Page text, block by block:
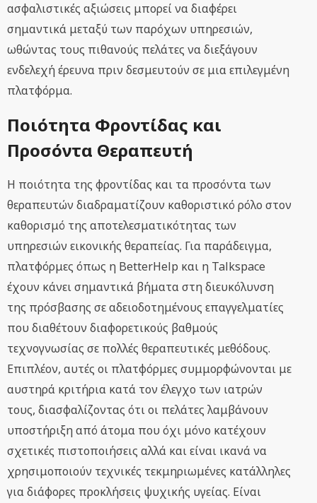
ασφαλιστικές αξιώσεις μπορεί να διαφέρει
σημαντικά μεταξύ των παρόχων υπηρεσιών,
ωθώντας τους πιθανούς πελάτες να διεξάγουν
ενδελεχή έρευνα πριν δεσμευτούν σε μια επιλεγμένη
πλατφόρμα.
Ποιότητα Φροντίδας και
Προσόντα Θεραπευτή
Η ποιότητα της φροντίδας και τα προσόντα των
θεραπευτών διαδραματίζουν καθοριστικό ρόλο στον
καθορισμό της αποτελεσματικότητας των
υπηρεσιών εικονικής θεραπείας. Για παράδειγμα,
πλατφόρμες όπως η BetterHelp και η Talkspace
έχουν κάνει σημαντικά βήματα στη διευκόλυνση
της πρόσβασης σε αδειοδοτημένους επαγγελματίες
που διαθέτουν διαφορετικούς βαθμούς
τεχνογνωσίας σε πολλές θεραπευτικές μεθόδους.
Επιπλέον, αυτές οι πλατφόρμες συμμορφώνονται με
αυστηρά κριτήρια κατά τον έλεγχο των ιατρών
τους, διασφαλίζοντας ότι οι πελάτες λαμβάνουν
υποστήριξη από άτομα που όχι μόνο κατέχουν
σχετικές πιστοποιήσεις αλλά και είναι ικανά να
χρησιμοποιούν τεχνικές τεκμηριωμένες κατάλληλες
για διάφορες προκλήσεις ψυχικής υγείας. Είναι